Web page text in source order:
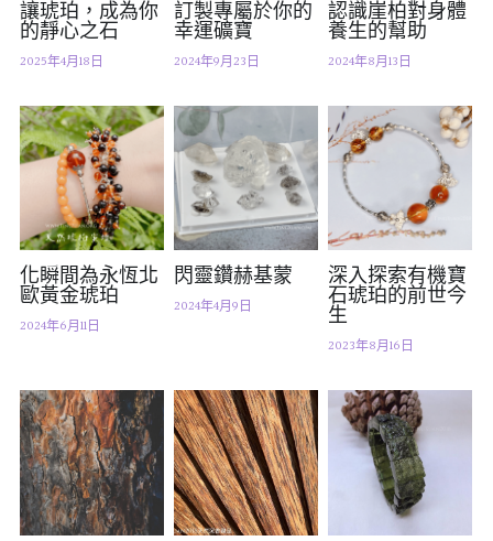
06｜玉韻茶香
08｜寶石旅行
優雅珍珠
常見問答
搜索
創作選購
讓琥珀，成為你
的靜心之石
2025年4月18日
訂製專屬於你的
幸運礦寶
2024年9月23日
認識崖柏對身體
養生的幫助
2024年8月13日
化瞬間為永恆北
歐黃金琥珀
2024年6月11日
閃靈鑽赫基蒙
2024年4月9日
深入探索有機寶
石琥珀的前世今
生
2023年8月16日